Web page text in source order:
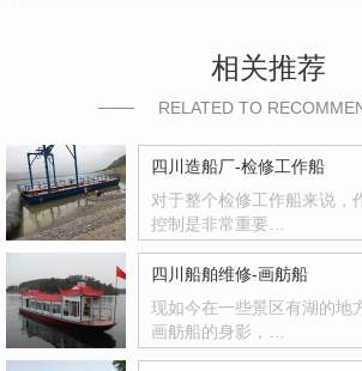
相关推荐
RELATED TO
四川造船厂-检修工作船
对于整个检修工作船来说，
控制是非常重要…
四川船舶维修-画舫船
现如今在一些景区有湖的地
画舫船的身影，…